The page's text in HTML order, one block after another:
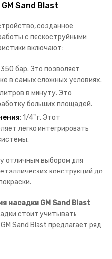
Sand Blast
созданное
с пескоструйными
включают:
350 бар. Это позволяет
в самых сложных условиях.
в минуту. Это
больших площадей.
: 1/4" г. Этот
легко интегрировать
отличным выбором для
конструкций до
насадки GM Sand Blast
стоит учитывать
Sand Blast предлагает ряд